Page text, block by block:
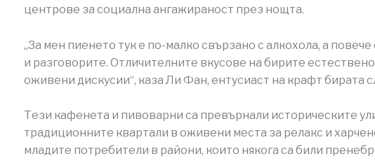
центрове за социална ангажираност през нощта.
„За мен пиенето тук е по-малко свързано с алкохола, а
и разговорите. Отличителните вкусове на бирите
оживени дискусии“, каза Ли Фан, ентусиаст на крафт бирата
Тези кафенета и пивоварни са превърнали историческите
традиционните квартали в оживени места за релакс и
младите потребители в райони, които някога са били